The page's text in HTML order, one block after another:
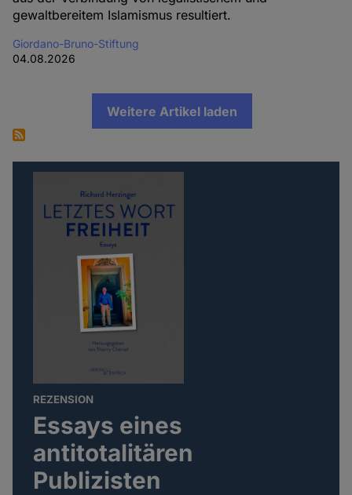
gewaltbereitem Islamismus resultiert.
Giordano-Bruno-Stiftung
04.08.2026
Weitere Artikel laden
REZENSION
Essays eines
antitotalitären
Publizisten